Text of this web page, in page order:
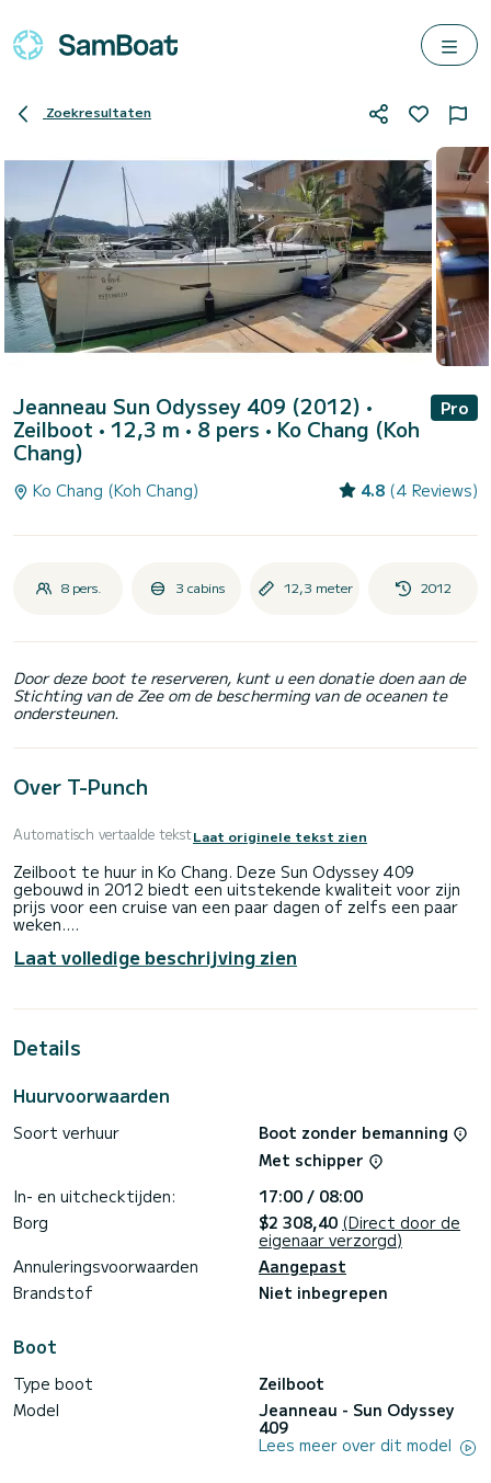
Zoekresultaten
Jeanneau Sun Odyssey 409 (2012) •
Zeilboot • 12,3 m • 8 pers • Ko Chang (Koh
Chang)
Pro
Ko Chang (Koh Chang) 4.8 (4 Reviews)
8 pers. 3 cabins 12,3 meter 2012
Door deze boot te reserveren, kunt u een donatie doen aan de
Stichting van de Zee om de bescherming van de oceanen te
ondersteunen.
Over T-Punch
Automatisch vertaalde tekstLaat originele tekst zien
Zeilboot te huur in Ko Chang. Deze Sun Odyssey 409
gebouwd in 2012 biedt een uitstekende kwaliteit voor zijn
prijs voor een cruise van een paar dagen of zelfs een paar
weken.
De boot heeft 3 volledig uitgeruste hut(ten) en een
capaciteit van 6 personen. Met een totale lengte van 12
vakantie op het water door te brengen in de omgeving van
een Rolgenua. Het heeft de volgende apparatuur:
Automatische piloot, Buitenboordmotor, USB-stekker,
Boekingsaanvragen en offertes worden rechtstreeks door
SamBoat afgehandeld. U krijgt de beste prijzen via het
Laat volledige beschrijving zien
Details
Huurvoorwaarden
Soort verhuur
Boot zonder bemanning
Met schipper
In- en uitchecktijden:
17:00 / 08:00
Borg
$2 308,40 (Direct door de
eigenaar verzorgd)
Annuleringsvoorwaarden
Aangepast
Brandstof
Niet inbegrepen
Boot
Type boot
Zeilboot
Model
Jeanneau - Sun Odyssey
409
Lees meer over dit model